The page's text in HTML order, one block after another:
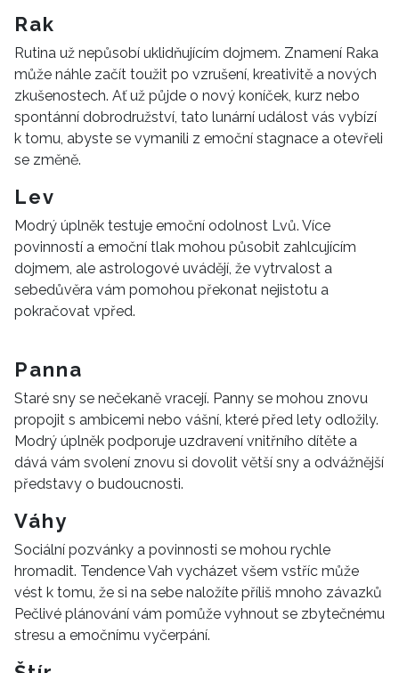
Rak
Rutina už nepůsobí uklidňujícím dojmem. Znamení Raka
může náhle začít toužit po vzrušení, kreativitě a nových
zkušenostech. Ať už půjde o nový koníček, kurz nebo
spontánní dobrodružství, tato lunární událost vás vybízí
k tomu, abyste se vymanili z emoční stagnace a otevřeli
se změně.
Lev
Modrý úplněk testuje emoční odolnost Lvů. Více
povinností a emoční tlak mohou působit zahlcujícím
dojmem, ale astrologové uvádějí, že vytrvalost a
sebedůvěra vám pomohou překonat nejistotu a
pokračovat vpřed.
Panna
Staré sny se nečekaně vracejí. Panny se mohou znovu
propojit s ambicemi nebo vášní, které před lety odložily.
Modrý úplněk podporuje uzdravení vnitřního dítěte a
dává vám svolení znovu si dovolit větší sny a odvážnější
představy o budoucnosti.
Váhy
Sociální pozvánky a povinnosti se mohou rychle
hromadit. Tendence Vah vycházet všem vstříc může
vést k tomu, že si na sebe naložíte příliš mnoho závazků
Pečlivé plánování vám pomůže vyhnout se zbytečnému
stresu a emočnímu vyčerpání.